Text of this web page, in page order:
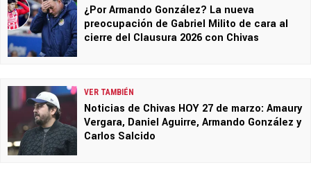
¿Por Armando González? La nueva
preocupación de Gabriel Milito de cara al
cierre del Clausura 2026 con Chivas
VER TAMBIÉN
Noticias de Chivas HOY 27 de marzo: Amaury
Vergara, Daniel Aguirre, Armando González y
Carlos Salcido